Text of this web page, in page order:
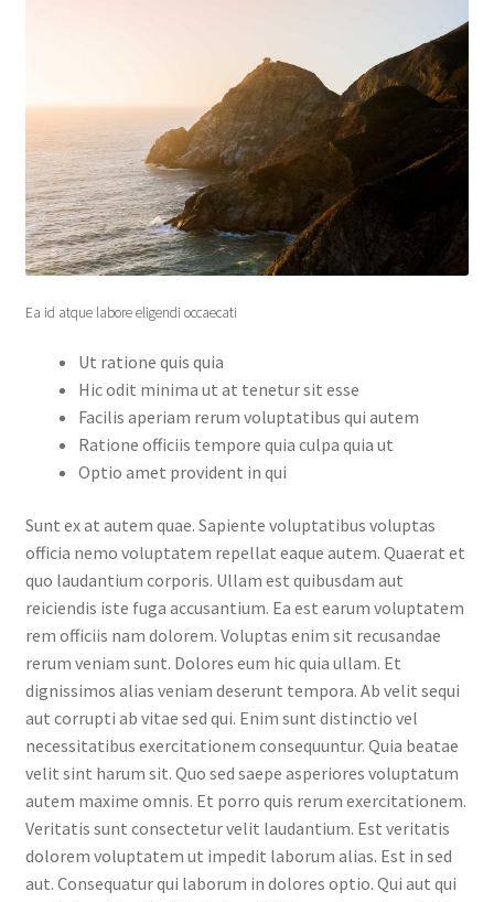
Ea id atque labore eligendi occaecati
Ut ratione quis quia
Hic odit minima ut at tenetur sit esse
Facilis aperiam rerum voluptatibus qui autem
Ratione officiis tempore quia culpa quia ut
Optio amet provident in qui
Sunt ex at autem quae. Sapiente voluptatibus voluptas
officia nemo voluptatem repellat eaque autem. Quaerat et
quo laudantium corporis. Ullam est quibusdam aut
reiciendis iste fuga accusantium. Ea est earum voluptatem
rem officiis nam dolorem. Voluptas enim sit recusandae
rerum veniam sunt. Dolores eum hic quia ullam. Et
dignissimos alias veniam deserunt tempora. Ab velit sequi
aut corrupti ab vitae sed qui. Enim sunt distinctio vel
necessitatibus exercitationem consequuntur. Quia beatae
velit sint harum sit. Quo sed saepe asperiores voluptatum
autem maxime omnis. Et porro quis rerum exercitationem.
Veritatis sunt consectetur velit laudantium. Est veritatis
dolorem voluptatem ut impedit laborum alias. Est in sed
aut. Consequatur qui laborum in dolores optio. Qui aut qui